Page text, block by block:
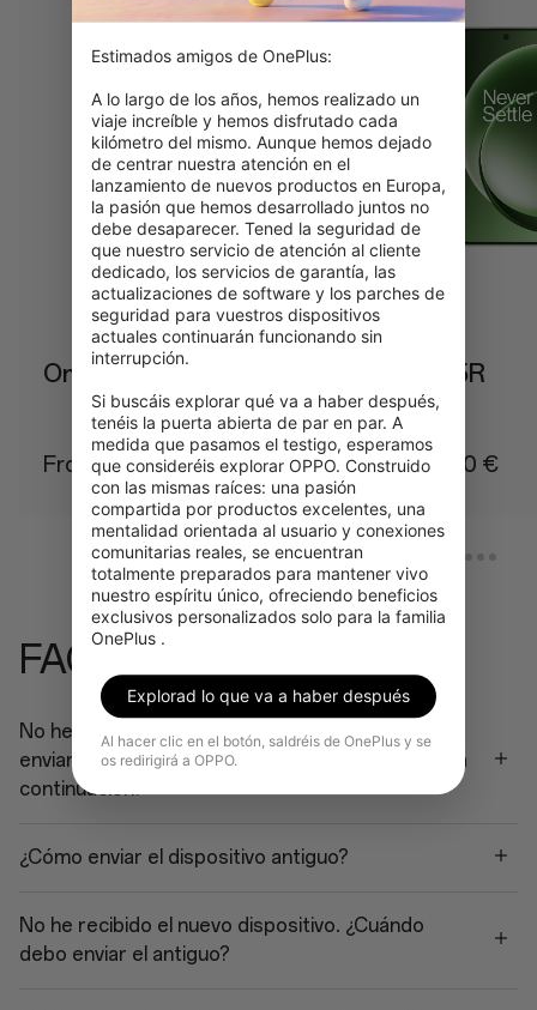
OnePlus 15
From 979,00 €
OnePlus 15R
From 729,00 €
FAQ
No he recibido ninguna información después de
enviar el contrato/dispositivo. ¿Qué debo hacer a
continuación?
¿Cómo enviar el dispositivo antiguo?
No he recibido el nuevo dispositivo. ¿Cuándo
debo enviar el antiguo?
Estimados amigos de OnePlus:
A lo largo de los años, hemos realizado un
viaje increíble y hemos disfrutado cada
kilómetro del mismo. Aunque hemos dejado
de centrar nuestra atención en el
lanzamiento de nuevos productos en Europa,
la pasión que hemos desarrollado juntos no
debe desaparecer. Tened la seguridad de
que nuestro servicio de atención al cliente
dedicado, los servicios de garantía, las
actualizaciones de software y los parches de
seguridad para vuestros dispositivos
actuales continuarán funcionando sin
interrupción.
Si buscáis explorar qué va a haber después,
tenéis la puerta abierta de par en par. A
medida que pasamos el testigo, esperamos
que consideréis explorar OPPO. Construido
con las mismas raíces: una pasión
compartida por productos excelentes, una
mentalidad orientada al usuario y conexiones
comunitarias reales, se encuentran
totalmente preparados para mantener vivo
nuestro espíritu único, ofreciendo beneficios
exclusivos personalizados solo para la familia
OnePlus .
Explorad lo que va a haber después
Al hacer clic en el botón, saldréis de OnePlus y se
os redirigirá a OPPO.